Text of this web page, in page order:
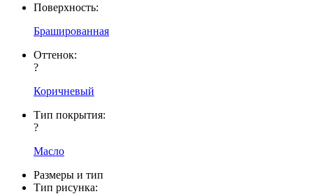
Поверхность:
Брашированная
Оттенок:
?
Коричневый
Тип покрытия:
?
Масло
Размеры и тип
Тип рисунка: